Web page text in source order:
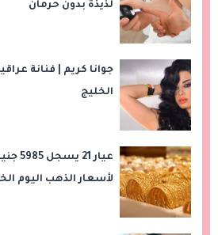
لذيذة بدون حرمان
جوانا كريم | فنانة
الخليج
عيار
لأسعار الذهب اليوم